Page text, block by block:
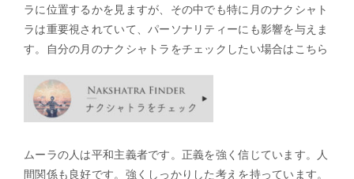
ラに位置するかを見ますが、その中でも特に月のナクシャト
ラは重要視されていて、パーソナリティーにも影響を与えま
す。自分の月のナクシャトラをチェックしたい場合はこちら
ムーラの人は平和主義者です。正義を強く信じています。人
間関係も良好です。強くしっかりした考えを持っています。